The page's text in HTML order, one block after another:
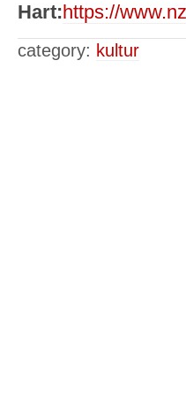
Hart:https://
category: kultur